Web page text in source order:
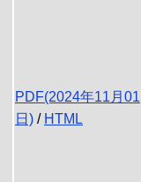
PDF(2024年11月01
日) / HTML